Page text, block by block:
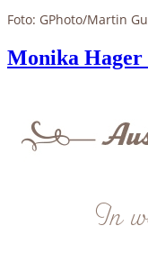
Foto: GPhoto/Martin
Monika
In